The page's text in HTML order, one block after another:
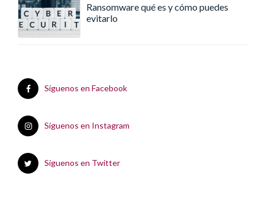
Ransomware qué es y cómo puedes
evitarlo
Síguenos en Facebook
Síguenos en Instagram
Síguenos en Twitter